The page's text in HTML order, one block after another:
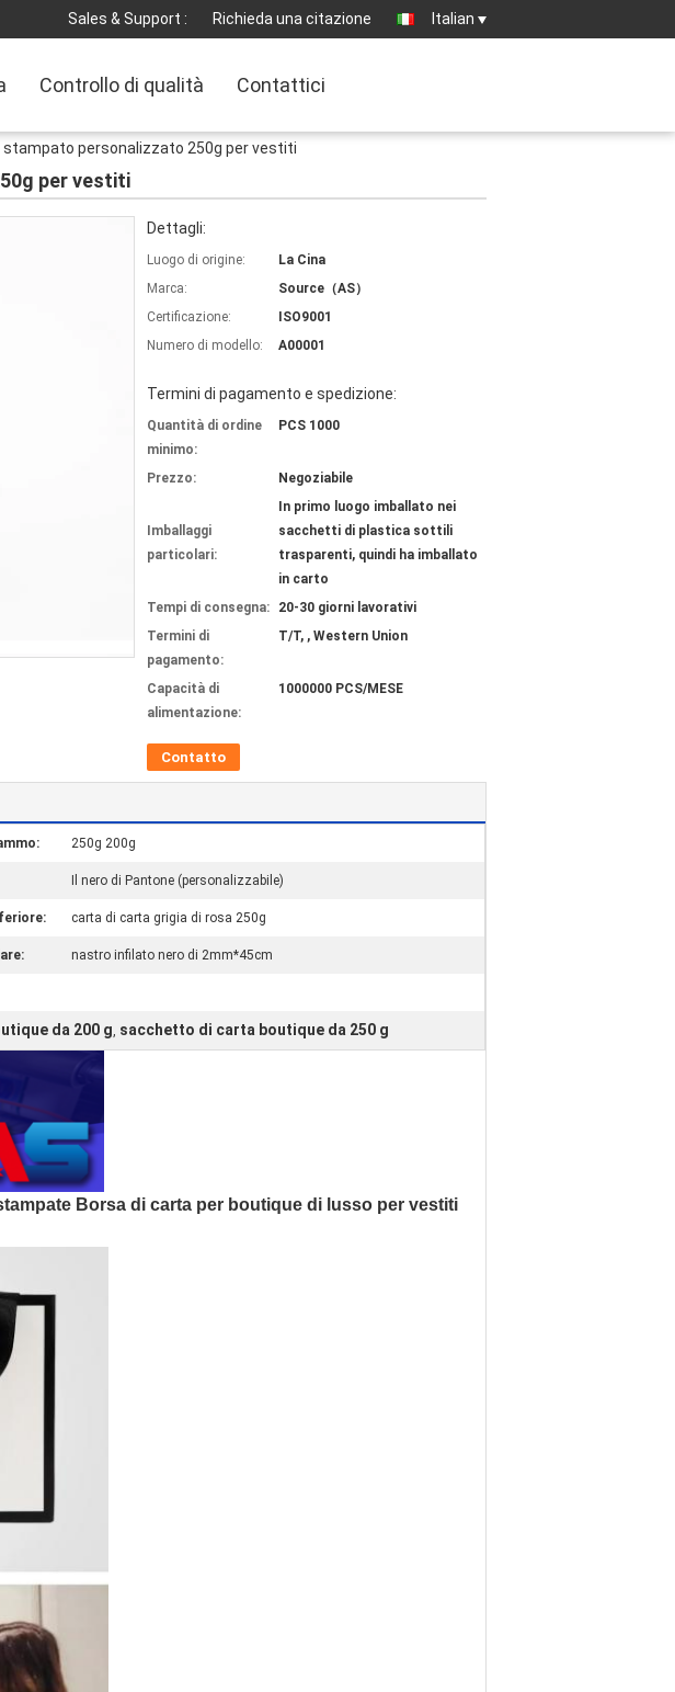
Sales & Support : Richieda una citazione Italian
Controllo di qualità Contattici
personalizzato 250g per vestiti
per vestiti
Dettagli:
Luogo di origine:
La Cina
Marca:
Source（AS）
Certificazione:
ISO9001
Numero di modello:
A00001
Termini di pagamento e spedizione:
Quantità di ordine
minimo:
PCS 1000
Prezzo: Negoziabile
Imballaggi
particolari:
In primo luogo imballato nei
sacchetti di plastica sottili
trasparenti, quindi ha imballato
in carto
Tempi di consegna:
20-30 giorni lavorativi
Termini di
pagamento:
T/T, , Western Union
Capacità di
alimentazione:
1000000 PCS/MESE
Contatto
250g 200g
Il nero di Pantone (personalizzabile)
carta di carta grigia di rosa 250g
nastro infilato nero di 2mm*45cm
da 200 g, sacchetto di carta boutique da 250 g
Borsa di carta per boutique di lusso per vestiti